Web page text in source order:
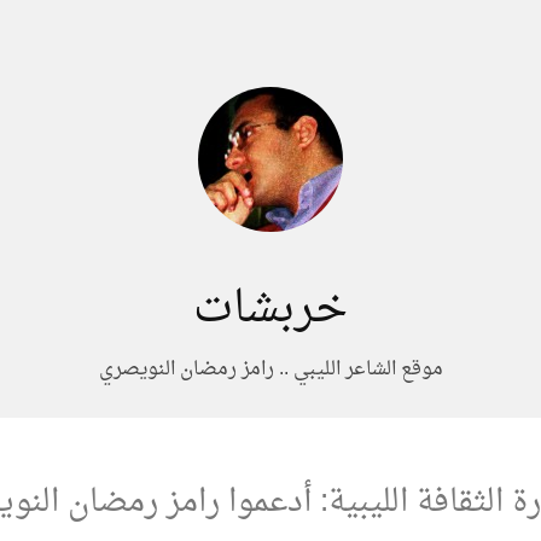
خربشات
موقع الشاعر الليبي .. رامز رمضان النويصري
الثقافة الليبية: أدعموا رامز رمضان